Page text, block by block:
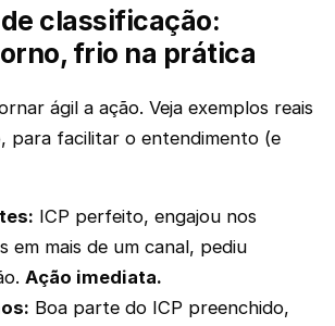
classificação:
frio na prática
ágil a ação. Veja exemplos reais
para facilitar o entendimento (e
ICP perfeito, engajou nos
em mais de um canal, pediu
Ação imediata.
Boa parte do ICP preenchido,